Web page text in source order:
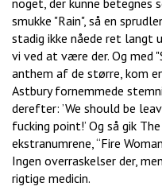
smukke "Rain", så en
stadig ikke nåede ret langt
vi ved at være der. Og med
anthem af de større, kom
Astbury fornemmede
derefter: ’We should be
fucking point!’ Og så gik
ekstranumrene, “Fire
Ingen overraskelser der,
rigtige medicin.